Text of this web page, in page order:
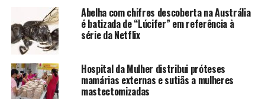
Abelha com chifres descoberta na Austrália
é batizada de “Lúcifer” em referência à
série da Netflix
Hospital da Mulher distribui próteses
mamárias externas e sutiãs a mulheres
mastectomizadas